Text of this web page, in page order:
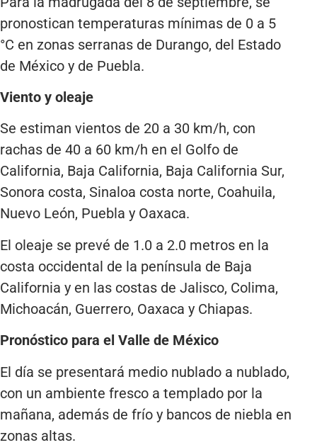
pronostican temperaturas mínimas de 0 a 5
°C en zonas serranas de Durango, del Estado
de México y de Puebla.
Viento y oleaje
Se estiman vientos de 20 a 30 km/h, con
rachas de 40 a 60 km/h en el Golfo de
California, Baja California, Baja California Sur,
Sonora costa, Sinaloa costa norte, Coahuila,
Nuevo León, Puebla y Oaxaca.
El oleaje se prevé de 1.0 a 2.0 metros en la
costa occidental de la península de Baja
California y en las costas de Jalisco, Colima,
Michoacán, Guerrero, Oaxaca y Chiapas.
Pronóstico para el Valle de México
El día se presentará medio nublado a nublado,
con un ambiente fresco a templado por la
mañana, además de frío y bancos de niebla en
zonas altas.